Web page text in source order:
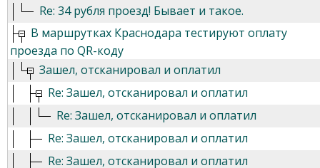
Re: 34 рубля проезд! Бывает и такое.
В маршрутках Краснодара тестируют оплату
проезда по QR-коду
Зашел, отсканировал и оплатил
Re: Зашел, отсканировал и оплатил
Re: Зашел, отсканировал и оплатил
Re: Зашел, отсканировал и оплатил
Re: Зашел, отсканировал и оплатил